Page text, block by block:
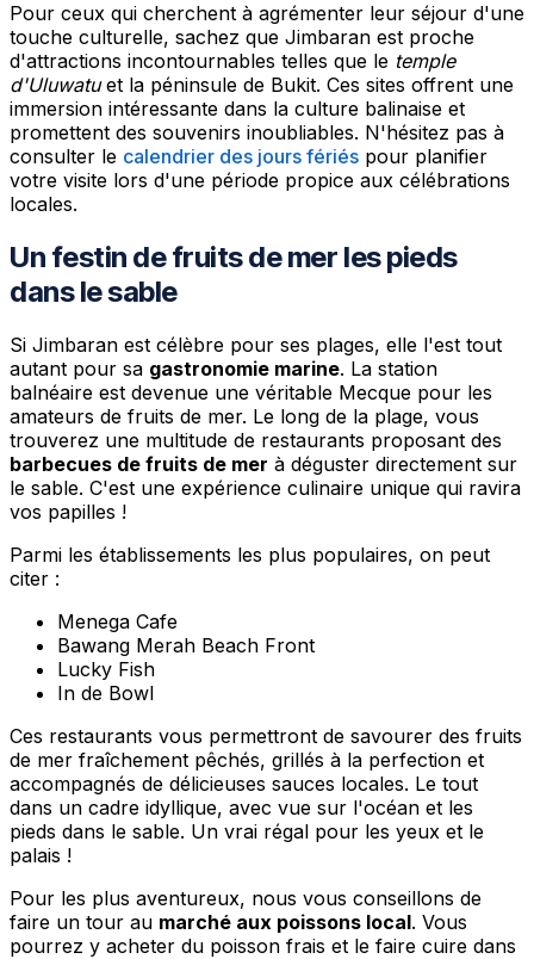
Pour ceux qui cherchent à agrémenter leur séjour d'une
touche culturelle, sachez que Jimbaran est proche
d'attractions incontournables telles que le temple
d'Uluwatuet la péninsule de Bukit. Ces sites offrent une
immersion intéressante dans la culture balinaise et
promettent des souvenirs inoubliables. N'hésitez pas à
consulter le calendrier des jours fériés pour planifier
votre visite lors d'une période propice aux célébrations
locales.
Un festin de fruits de mer les pieds
dans le sable
Si Jimbaran est célèbre pour ses plages, elle l'est tout
autant pour sa gastronomie marine. La station
balnéaire est devenue une véritable Mecque pour les
amateurs de fruits de mer. Le long de la plage, vous
trouverez une multitude de restaurants proposant des
barbecues de fruits de mer à déguster directement sur
le sable. C'est une expérience culinaire unique qui ravira
vos papilles !
Parmi les établissements les plus populaires, on peut
citer :
Menega Cafe
Bawang Merah Beach Front
Lucky Fish
In de Bowl
Ces restaurants vous permettront de savourer des fruits
de mer fraîchement pêchés, grillés à la perfection et
accompagnés de délicieuses sauces locales. Le tout
dans un cadre idyllique, avec vue sur l'océan et les
pieds dans le sable. Un vrai régal pour les yeux et le
palais !
Pour les plus aventureux, nous vous conseillons de
faire un tour au marché aux poissons local. Vous
pourrez y acheter du poisson frais et le faire cuire dans